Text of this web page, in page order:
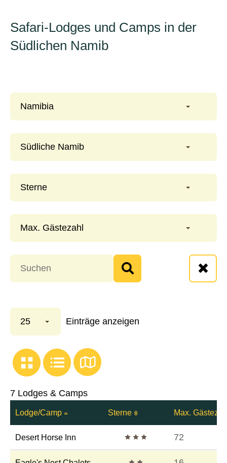
Safari-Lodges und Camps in der
Südlichen Namib
Namibia
Südliche Namib
Sterne
Max. Gästezahl
25 Einträge anzeigen
7 Lodges & Camps
Lodge/Camp Sterne Max.
Desert Horse Inn 3 Sterne 72